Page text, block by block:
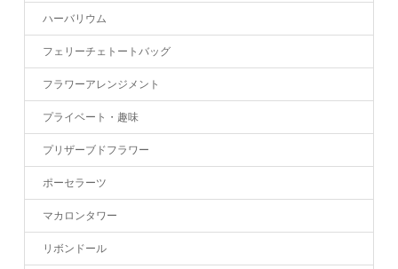
ハーバリウム
フェリーチェトートバッグ
フラワーアレンジメント
プライベート・趣味
プリザーブドフラワー
ポーセラーツ
マカロンタワー
リボンドール